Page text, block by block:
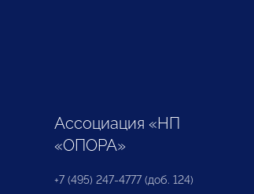
Ассоциация «НП
«ОПОРА»
+7 (495) 247-4777 (доб. 124)